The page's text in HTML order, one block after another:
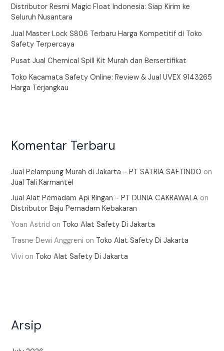
Distributor Resmi Magic Float Indonesia: Siap Kirim ke
Seluruh Nusantara
Jual Master Lock S806 Terbaru Harga Kompetitif di Toko
Safety Terpercaya
Pusat Jual Chemical Spill Kit Murah dan Bersertifikat
Toko Kacamata Safety Online: Review & Jual UVEX 9143265
Harga Terjangkau
Komentar Terbaru
Jual Pelampung Murah di Jakarta - PT SATRIA SAFTINDO on
Jual Tali Karmantel
Jual Alat Pemadam Api Ringan - PT DUNIA CAKRAWALA on
Distributor Baju Pemadam Kebakaran
Yoan Astrid on Toko Alat Safety Di Jakarta
Trasne Dewi Anggreni on Toko Alat Safety Di Jakarta
Vivi on Toko Alat Safety Di Jakarta
Arsip